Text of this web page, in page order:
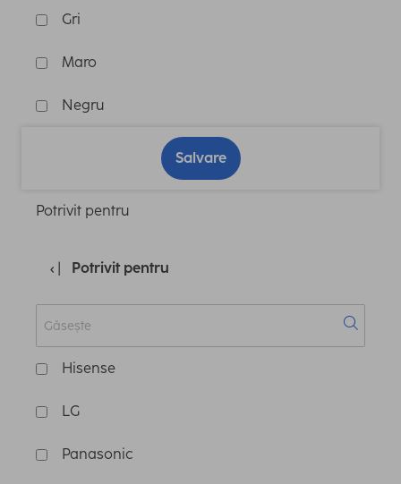
Gri
Maro
Negru
Salvare
Potrivit pentru
Potrivit pentru
Hisense
LG
Panasonic